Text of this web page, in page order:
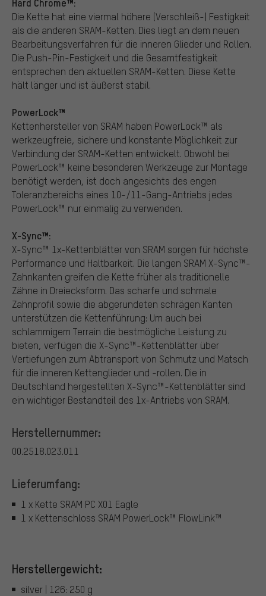
Die Kette hat eine viermal höhere (Verschleiß-) Festigkeit
als die anderen SRAM-Ketten. Dies liegt an dem neuen
Bearbeitungsverfahren für die inneren Glieder und Rollen.
Die Push-Pin-Festigkeit und die Gesamtfestigkeit
entsprechen den aktuellen SRAM-Ketten. Diese Kette
hält länger und ist äußerst stabil.
PowerLock™
Kettenhersteller von SRAM haben PowerLock™ als
werkzeugfreie, sichere und konstante Möglichkeit zur
Verbindung der SRAM-Ketten entwickelt. Obwohl bei
PowerLock™ keine besonderen Werkzeuge zur Montage
benötigt werden, ist doch angesichts des engen
Toleranzbereichs eines 10-/11-Gang-Antriebs jedes
PowerLock™ nur einmalig zu verwenden.
X-Sync™:
X-Sync™ 1x-Kettenblätter von SRAM sorgen für höchste
Performance und Haltbarkeit. Die langen SRAM X-Sync™-
Zahnkanten greifen die Kette früher als traditionelle
Zähne in Dreiecksform. Das scharfe und schmale
Zahnprofil sowie die abgerundeten schrägen Kanten
unterstützen die Kettenführung: Um auch bei
schlammigem Terrain die bestmögliche Leistung zu
bieten, verfügen die X-Sync™-Kettenblätter über
Vertiefungen zum Abtransport von Schmutz und Matsch
für die inneren Kettenglieder und -rollen. Die in
Deutschland hergestellten X-Sync™-Kettenblätter sind
ein wichtiger Bestandteil des 1x-Antriebs von SRAM.
Herstellernummer:
00.2518.023.011
Lieferumfang:
1 x Kette SRAM PC X01 Eagle
1 x Kettenschloss SRAM PowerLock™ FlowLink™
Herstellergewicht:
silver | 126: 250 g